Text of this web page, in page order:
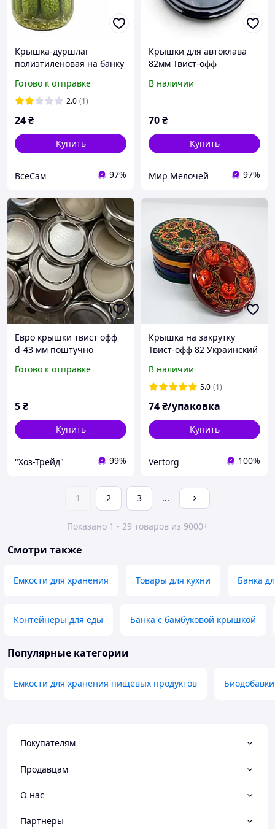
Крышка-дуршлаг
полиэтиленовая на банку
рассола, маринада,
компота из банки
Готово к отправке
2.0 (1)
24₴
Купить
ВсеСам 97%
Крышки для автоклава
82мм Твист-офф
клапаном
В наличии
70₴
Купить
Мир Мелочей 97%
Евро крышки твист офф
d-43 мм поштучно
Готово к отправке
5₴
Купить
"Хоз-Трейд" 99%
Крышка на закрутку
Твист-офф 82 Украинский
Панночка (винтовая)
В наличии
5.0 (1)
74₴/упаковка
Купить
Vertorg 100%
1 2 3 ...
Показано 1 - 29 товаров из 9000+
Смотри также
Емкости для хранения Товары для кухни Банка
Контейнеры для еды Банка с бамбуковой крышкой
Популярные категории
Емкости для хранения пищевых продуктов Биодобавки
Покупателям
Продавцам
О нас
Партнеры